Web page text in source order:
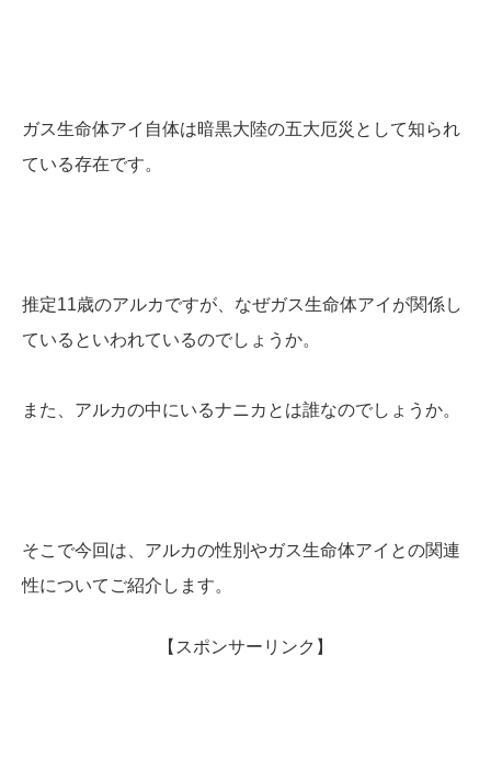
ガス生命体アイ自体は暗黒大陸の五大厄災として知られ
ている存在です。
推定11歳のアルカですが、なぜガス生命体アイが関係し
ているといわれているのでしょうか。
また、アルカの中にいるナニカとは誰なのでしょうか。
そこで今回は、アルカの性別やガス生命体アイとの関連
性についてご紹介します。
【スポンサーリンク】